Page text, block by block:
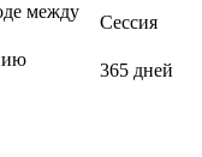
между
Сессия
365 дней